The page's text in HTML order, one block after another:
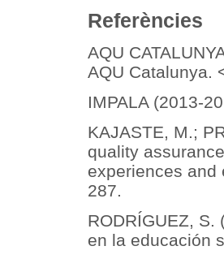
Referències
AQU
AQU Catalunya.
IMPALA (2013-
KAJASTE, M.;
quality
experiences and
287.
RODRÍGUEZ,
en la educación